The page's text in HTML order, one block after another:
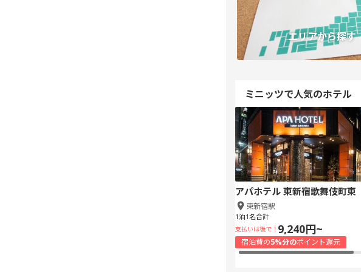
エリアから探す
ミニッツで人気のホテル
アパホテル 東新宿歌舞伎町東
東新宿駅
1泊1名合計
支払いは後で！ 9,240円~
宿泊費の5%分のポイント還元